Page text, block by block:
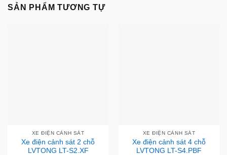
SẢN PHẨM TƯƠNG TỰ
XE ĐIỆN CẢNH SÁT
Xe điện cảnh sát 2 chỗ
LVTONG LT-S2.XF
XE ĐIỆN CẢNH SÁT
Xe điện cảnh sát 4 chỗ
LVTONG LT-S4.PBF